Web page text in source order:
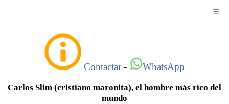
☰
Contactar- WhatsApp
Carlos Slim (cristiano maronita), el hombre más rico del
mundo